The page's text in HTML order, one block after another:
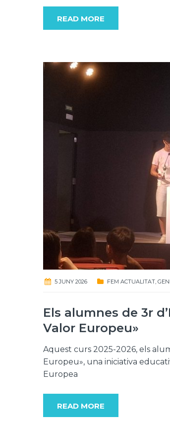
READ MORE
5 JUNY 2026 FEM ACTUALITAT
Els alumnes de 3r
Valor Europeu»
Aquest curs 2025-2026, els
Europeu», una iniciativa
Europea
READ MORE